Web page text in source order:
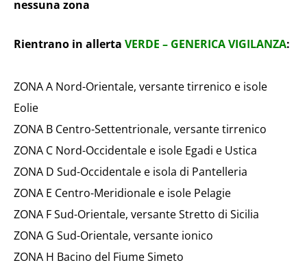
nessuna zona
Rientrano in allerta VERDE – GENERICA VIGILANZA:
ZONA A Nord-Orientale, versante tirrenico e isole
Eolie
ZONA B Centro-Settentrionale, versante tirrenico
ZONA C Nord-Occidentale e isole Egadi e Ustica
ZONA D Sud-Occidentale e isola di Pantelleria
ZONA E Centro-Meridionale e isole Pelagie
ZONA F Sud-Orientale, versante Stretto di Sicilia
ZONA G Sud-Orientale, versante ionico
ZONA H Bacino del Fiume Simeto